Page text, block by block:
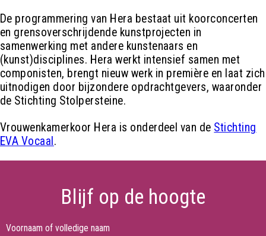
De programmering van Hera bestaat uit koorconcerten
en grensoverschrijdende kunstprojecten in
samenwerking met andere kunstenaars en
(kunst)disciplines. Hera werkt intensief samen met
componisten, brengt nieuw werk in première en laat zich
uitnodigen door bijzondere opdrachtgevers, waaronder
de Stichting Stolpersteine.
Vrouwenkamerkoor Hera is onderdeel van de Stichting
EVA Vocaal .
Blijf op de hoogte
Voornaam of volledige naam